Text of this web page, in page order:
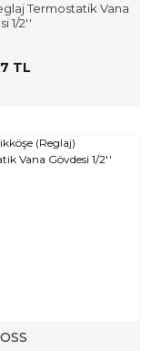
Termostatik Vana
1/2''
TL